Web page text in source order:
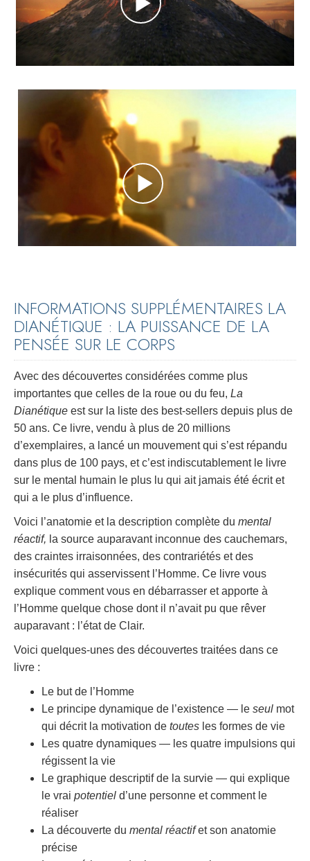
INFORMATIONS SUPPLÉMENTAIRES LA
DIANÉTIQUE : LA PUISSANCE DE LA
PENSÉE SUR LE CORPS
Avec des découvertes considérées comme plus
importantes que celles de la roue ou du feu, La
Dianétique est sur la liste des best-sellers depuis plus de
50 ans. Ce livre, vendu à plus de 20 millions
d’exemplaires, a lancé un mouvement qui s’est répandu
dans plus de 100 pays, et c’est indiscutablement le livre
sur le mental humain le plus lu qui ait jamais été écrit et
qui a le plus d’influence.
Voici l’anatomie et la description complète du mental
réactif, la source auparavant inconnue des cauchemars,
des craintes irraisonnées, des contrariétés et des
insécurités qui asservissent l’Homme. Ce livre vous
explique comment vous en débarrasser et apporte à
l’Homme quelque chose dont il n’avait pu que rêver
auparavant : l’état de Clair.
Voici quelques-unes des découvertes traitées dans ce
livre :
Le but de l’Homme
Le principe dynamique de l’existence — le seul mot
qui décrit la motivation de toutes les formes de vie
Les quatre dynamiques — les quatre impulsions qui
régissent la vie
Le graphique descriptif de la survie — qui explique
le vrai potentiel d’une personne et comment le
réaliser
La découverte du mental réactifet son anatomie
précise